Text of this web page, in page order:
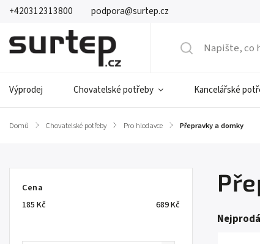
+420312313800 podpora@surtep.cz
Výprodej Chovatelské potřeby Kancelářské
Domů / Chovatelské potřeby / Pro hlodavce / Přepravky a domky
Cena
185 Kč 689Kč